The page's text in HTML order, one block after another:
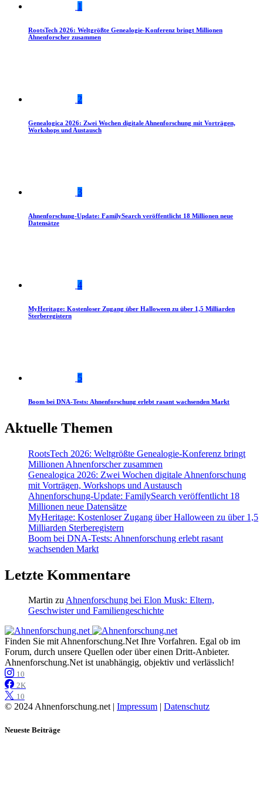
1
RootsTech 2026: Weltgrößte Genealogie-Konferenz bringt Millionen
Ahnenforscher zusammen
2
Genealogica 2026: Zwei Wochen digitale Ahnenforschung mit Vorträgen,
Workshops und Austausch
3
Ahnenforschung-Update: FamilySearch veröffentlicht 18 Millionen neue
Datensätze
4
MyHeritage: Kostenloser Zugang über Halloween zu über 1,5 Milliarden
Sterberegistern
5
Boom bei DNA-Tests: Ahnenforschung erlebt rasant wachsenden Markt
Aktuelle Themen
RootsTech 2026: Weltgrößte Genealogie-Konferenz bringt
Millionen Ahnenforscher zusammen
Genealogica 2026: Zwei Wochen digitale Ahnenforschung
mit Vorträgen, Workshops und Austausch
Ahnenforschung-Update: FamilySearch veröffentlicht 18
Millionen neue Datensätze
MyHeritage: Kostenloser Zugang über Halloween zu über 1,5
Milliarden Sterberegistern
Boom bei DNA-Tests: Ahnenforschung erlebt rasant
wachsenden Markt
Letzte Kommentare
Martin zu Ahnenforschung bei Elon Musk: Eltern,
Geschwister und Familiengeschichte
Finden Sie mit Ahnenforschung.Net Ihre Vorfahren. Egal ob im
Forum, durch unsere Quellen oder über einen Dritt-Anbieter.
Ahnenforschung.Net ist unabhängig, objektiv und verlässlich!
10
2K
10
© 2024 Ahnenforschung.net | Impressum | Datenschutz
Neueste Beiträge